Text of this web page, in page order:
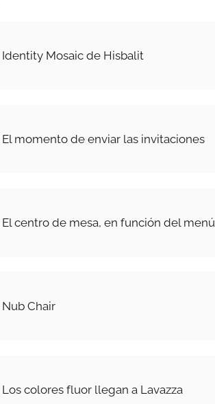
Identity Mosaic de Hisbalit
El momento de enviar las invitaciones
El centro de mesa, en función del menú
Nub Chair
Los colores fluor llegan a Lavazza